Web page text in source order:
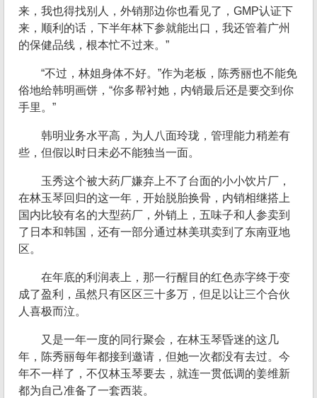
来，我也得找别人，外销那边你也看见了，GMP认证下
来，顺利的话，下半年林下参就能出口，我还管着广州
的保健品线，根本忙不过来。”
“不过，林姐身体不好。”作为老板，陈秀丽也不能免
俗地给韩明画饼，“你多帮衬她，内销最后还是要交到你
手里。”
韩明业务水平高，为人八面玲珑，管理能力稍差有
些，但假以时日未必不能独当一面。
玉秀这个被大药厂嫌弃上不了台面的小小饮片厂，
在林玉琴回归的这一年，开始脱胎换骨，内销相继搭上
国内比较有名的大型药厂，外销上，五味子和人参卖到
了日本和韩国，还有一部分通过林美琪卖到了东南亚地
区。
在年底的利润表上，那一行醒目的红色赤字终于变
成了盈利，虽然只有区区三十多万，但足以让三个合伙
人喜极而泣。
又是一年一度的同行聚会，在林玉琴昏迷的这几
年，陈秀丽每年都接到邀请，但她一次都没有去过。今
年不一样了，不仅林玉琴要去，就连一贯低调的姜维新
都为自己准备了一套西装。